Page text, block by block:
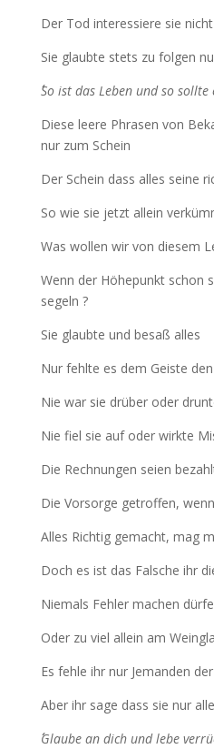
Der Tod interessiere sie nicht
Sie glaubte stets zu folgen
´´So ist das Leben und so sollte
Diese leere Phrasen von
nur zum Schein
Der Schein dass alles seine
So wie sie jetzt allein
Was wollen wir von diesem
Wenn der Höhepunkt schon
segeln ?
Sie glaubte und besaß alles
Nur fehlte es dem Geiste
Nie war sie drüber oder
Nie fiel sie auf oder wirkte
Die Rechnungen seien
Die Vorsorge getroffen,
Alles Richtig gemacht, mag
Doch es ist das Falsche ihr
Niemals Fehler machen
Oder zu viel allein am
Es fehle ihr nur Jemanden
Aber ihr sage dass sie nur
´´Glaube an dich und lebe